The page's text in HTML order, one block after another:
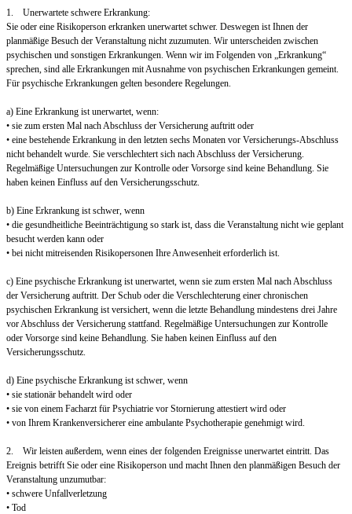
1. Unerwartete schwere Erkrankung:
Sie oder eine Risikoperson erkranken unerwartet schwer. Deswegen ist Ihnen der
planmäßige Besuch der Veranstaltung nicht zuzumuten. Wir unterscheiden zwischen
psychischen und sonstigen Erkrankungen. Wenn wir im Folgenden von „Erkrankung“
sprechen, sind alle Erkrankungen mit Ausnahme von psychischen Erkrankungen gemeint.
Für psychische Erkrankungen gelten besondere Regelungen.
a) Eine Erkrankung ist unerwartet, wenn:
• sie zum ersten Mal nach Abschluss der Versicherung auftritt oder
• eine bestehende Erkrankung in den letzten sechs Monaten vor Versicherungs-Abschluss
nicht behandelt wurde. Sie verschlechtert sich nach Abschluss der Versicherung.
Regelmäßige Untersuchungen zur Kontrolle oder Vorsorge sind keine Behandlung. Sie
haben keinen Einfluss auf den Versicherungsschutz.
b) Eine Erkrankung ist schwer, wenn
• die gesundheitliche Beeinträchtigung so stark ist, dass die Veranstaltung nicht wie geplant
besucht werden kann oder
• bei nicht mitreisenden Risikopersonen Ihre Anwesenheit erforderlich ist.
c) Eine psychische Erkrankung ist unerwartet, wenn sie zum ersten Mal nach Abschluss
der Versicherung auftritt. Der Schub oder die Verschlechterung einer chronischen
psychischen Erkrankung ist versichert, wenn die letzte Behandlung mindestens drei Jahre
vor Abschluss der Versicherung stattfand. Regelmäßige Untersuchungen zur Kontrolle
oder Vorsorge sind keine Behandlung. Sie haben keinen Einfluss auf den
Versicherungsschutz.
d) Eine psychische Erkrankung ist schwer, wenn
• sie stationär behandelt wird oder
• sie von einem Facharzt für Psychiatrie vor Stornierung attestiert wird oder
• von Ihrem Krankenversicherer eine ambulante Psychotherapie genehmigt wird.
2. Wir leisten außerdem, wenn eines der folgenden Ereignisse unerwartet eintritt. Das
Ereignis betrifft Sie oder eine Risikoperson und macht Ihnen den planmäßigen Besuch der
Veranstaltung unzumutbar:
• schwere Unfallverletzung
• Tod